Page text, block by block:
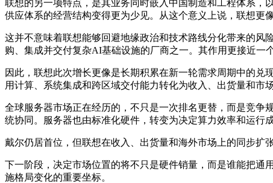
联想的另一项特点，是其业务同时嵌入中国制造和工程体系
供应体系的经营结构变得更为少见。从这个意义上说，联想更
这并不意味着联想能够回避地缘政治和技术路线分化带来的
购、集成并交付复杂AI基础设施的厂商之一。其作用更接近一
因此，联想此次增长更像是长期积累在新一轮需求周期中的
用计算、系统集成和跨区域交付能力转化为收入、出货量和市
全球服务器市场正在经历的，不只是一次排名更替，而是竞争
统协同。服务器也由标准化硬件，转变为决定算力效率和运行
戴尔仍居首位，但联想在收入、出货量和海外市场上的同步扩
下一阶段，决定市场位置的将不只是硬件销量，而是谁能把
施格局变化的重要坐标。